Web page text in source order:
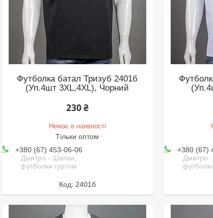
Футболка батал Тризуб 2401б
(Уп.4шт 3XL,4XL), Чорний
230 ₴
Немає в наявності
Тільки оптом
+380 (67) 453-06-06
Дмитро - Шапки,
футболки гуртом
2401б
+380 (67)
Дмитро